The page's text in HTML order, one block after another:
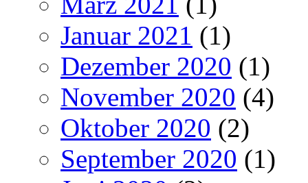
Januar 2021 (1)
Dezember 2020 (1)
November 2020 (4)
Oktober 2020 (2)
September 2020 (1)